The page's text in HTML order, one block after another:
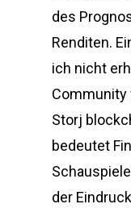
des
Renditen.
ich nicht
Community
Storj
bedeutet
der